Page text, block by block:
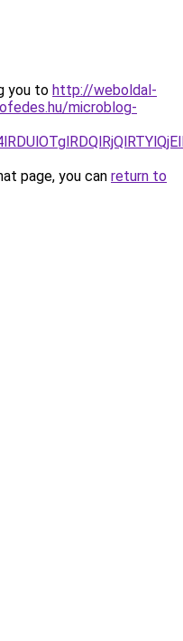
you to http://weboldal-
microblog-
page, you can return to